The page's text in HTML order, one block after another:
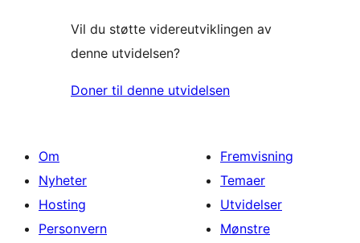
Vil du støtte videreutviklingen av
denne utvidelsen?
Doner til denne utvidelsen
Om
Nyheter
Hosting
Personvern
Fremvisning
Temaer
Utvidelser
Mønstre